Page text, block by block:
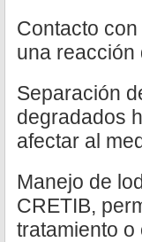
Contacto
una reacción
Separación
degradados
afectar al
Manejo de
CRETIB,
tratamiento o